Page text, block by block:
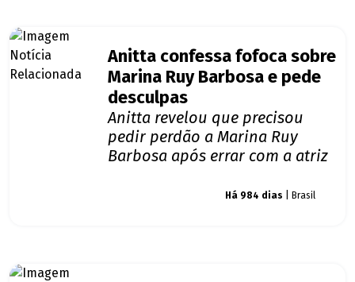
Anitta confessa fofoca sobre
Marina Ruy Barbosa e pede
desculpas
Anitta revelou que precisou
pedir perdão a Marina Ruy
Barbosa após errar com a atriz
Há 984 dias | Brasil